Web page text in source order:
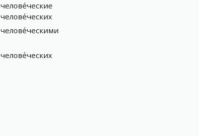
челове́ческие
челове́ческих
челове́ческими
челове́ческих